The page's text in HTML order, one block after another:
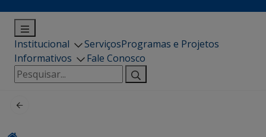
Institucional ServiçosProgramas e Projetos
Informativos
Fale Conosco
Pesquisar
por: